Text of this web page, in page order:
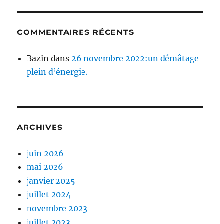
COMMENTAIRES RÉCENTS
Bazin dans26 novembre 2022:un démâtage
plein d’énergie.
ARCHIVES
juin 2026
mai 2026
janvier 2025
juillet 2024
novembre 2023